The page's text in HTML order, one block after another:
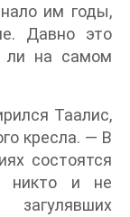
им годы,
Давно это
ли на самом
Таалис,
кресла. — В
состоятся
никто и не